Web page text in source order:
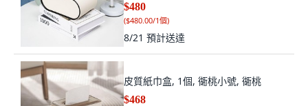
$480
($480.00/1個)
8/21 預計送達
皮質紙巾盒, 1個, 衚桃小號, 衚桃
$468